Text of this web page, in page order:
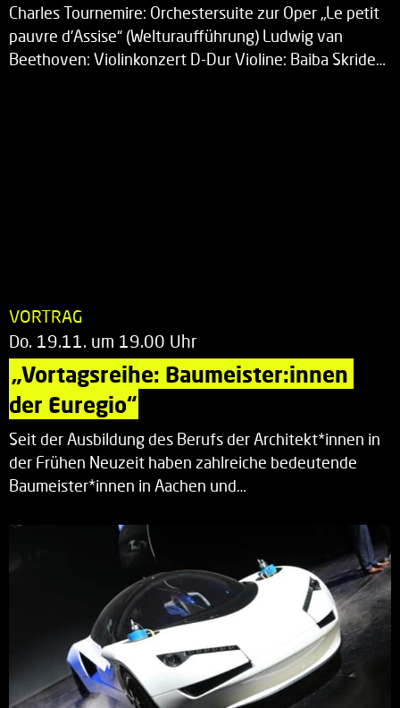
Charles Tournemire: Orchestersuite zur Oper „Le petit
pauvre d’Assise“ (Welturaufführung) Ludwig van
Beethoven: Violinkonzert D-Dur Violine: Baiba Skride…
VORTRAG
Do. 19.11. um 19.00 Uhr
„Vortagsreihe: Baumeister:innen
der Euregio“
Seit der Ausbildung des Berufs der Architekt*innen in
der Frühen Neuzeit haben zahlreiche bedeutende
Baumeister*innen in Aachen und…